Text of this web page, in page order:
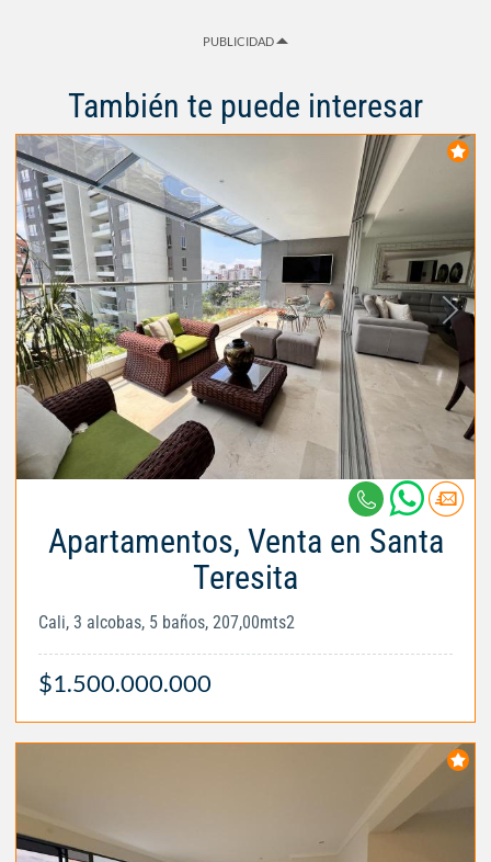
PUBLICIDAD
También te puede interesar
Apartamentos, Venta en Santa
Teresita
Cali, 3 alcobas, 5 baños, 207,00mts2
$1.500.000.000